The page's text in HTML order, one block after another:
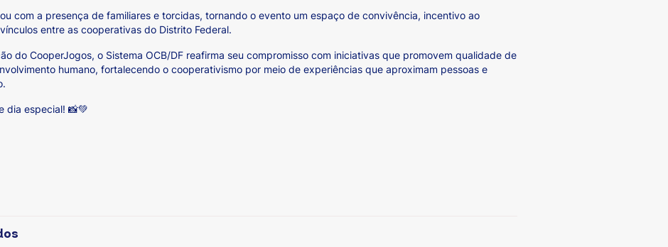
com a presença de familiares e torcidas, tornando o evento um espaço de convivência, incentivo ao
entre as cooperativas do Distrito Federal.
do CooperJogos, o Sistema OCB/DF reafirma seu compromisso com iniciativas que promovem qualidade de
humano, fortalecendo o cooperativismo por meio de experiências que aproximam pessoas e
dia especial! 📸💚